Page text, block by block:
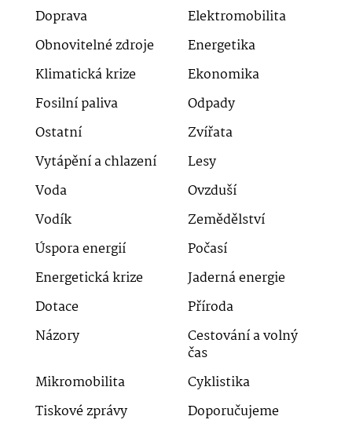
Doprava
Elektromobilita
Obnovitelné zdroje
Energetika
Klimatická krize
Ekonomika
Fosilní paliva
Odpady
Ostatní
Zvířata
Vytápění a chlazení
Lesy
Voda
Ovzduší
Vodík
Zemědělství
Úspora energií
Počasí
Energetická krize
Jaderná energie
Dotace
Příroda
Názory
Cestování a volný
čas
Mikromobilita
Cyklistika
Tiskové zprávy
Doporučujeme